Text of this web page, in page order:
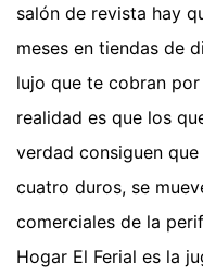
salón de revista hay
meses en tiendas de
lujo que te cobran
realidad es que los
verdad consiguen
cuatro duros, se
comerciales de la
Hogar El Ferial es la